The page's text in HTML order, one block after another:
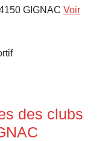
GIGNAC Voir
des clubs